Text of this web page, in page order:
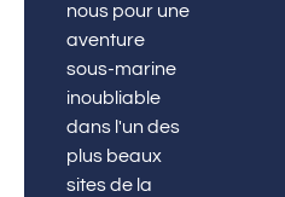
nous pour une
aventure
sous-marine
inoubliable
dans l'un des
plus beaux
sites de la